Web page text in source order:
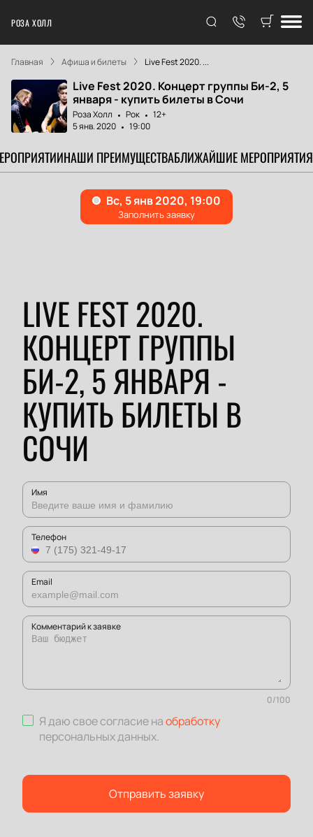
РОЗА ХОЛЛ
Главная Афиша и билеты Live Fest 2020. ...
Live Fest 2020. Концерт группы Би-2, 5
января - купить билеты в Сочи
Роза Холл Рок
12+
5 янв. 2020
19:00
НАШИ ПРЕИМУЩЕСТВАБЛИЖАЙШИЕ МЕРОПРИЯТИЯ
LIVE FEST 2020.
КОНЦЕРТ ГРУППЫ
БИ-2, 5 ЯНВАРЯ -
КУПИТЬ БИЛЕТЫ В
СОЧИ
Имя
Телефон
Email
Комментарий к заявке
0/100
Я даю свое согласие наобработку
персональных данных.
Отправить заявку